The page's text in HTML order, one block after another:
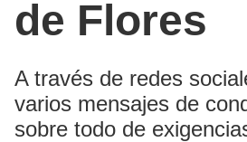
de Flores
A través de redes
varios mensajes de
sobre todo de